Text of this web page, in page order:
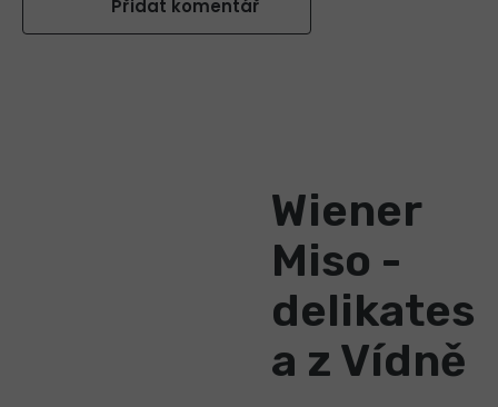
Přidat komentář
Wiener
Miso -
delikates
a z Vídně